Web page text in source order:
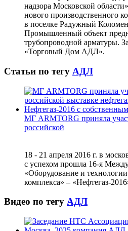
надзора Московской
нового производственного
в поселке Радужный
Промышленный объект
трубопроводной арматуры.
«Торговый Дом АДЛ».
Статьи по тегу АДЛ
МГ ARMTORG приняла
российской
18 - 21 апреля 2016 г. в
с успехом прошла 16-я
«Оборудование и технологии
комплекса» – «Нефтегаз-
Видео по тегу АДЛ